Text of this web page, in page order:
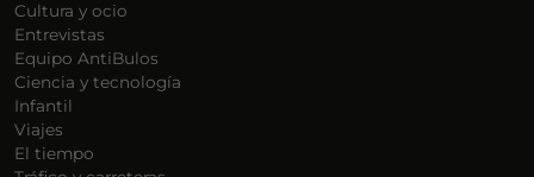
Cultura y ocio
Entrevistas
Equipo AntiBulos
Ciencia y tecnología
Infantil
Viajes
El tiempo